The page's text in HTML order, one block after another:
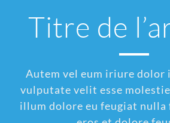
Titre de
Autem vel eum iriure dolor
vulputate velit esse
illum dolore eu feugiat